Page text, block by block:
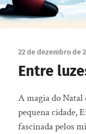
22 de dezembro de
Entre
A magia do Natal
pequena cidade,
fascinada pelos